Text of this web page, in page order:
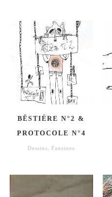
BÊSTIÈRE N°2 &
PROTOCOLE N°4
Dessins, Fanzines